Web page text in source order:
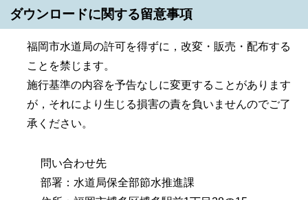
ダウンロードに関する留意事項
福岡市水道局の許可を得ずに，改変・販売・配布する
ことを禁じます。
施行基準の内容を予告なしに変更することがあります
が，それにより生じる損害の責を負いませんのでご了
承ください。
問い合わせ先
部署：水道局保全部節水推進課